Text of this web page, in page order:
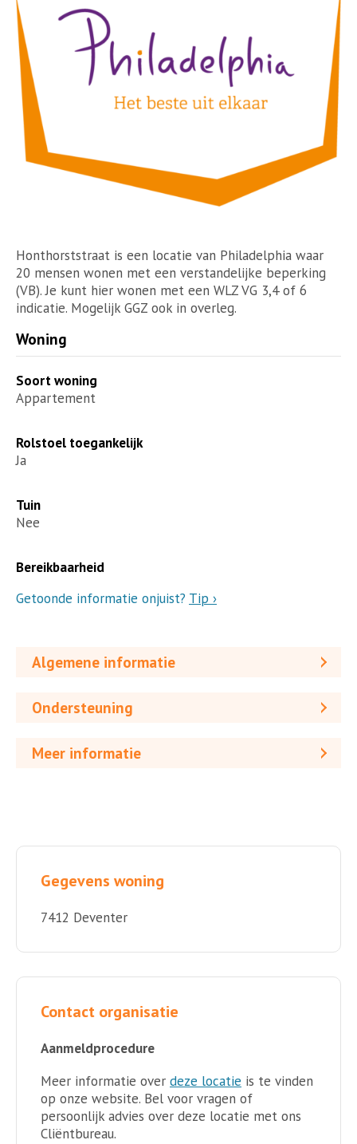
Honthorststraat is een locatie van Philadelphia waar
20 mensen wonen met een verstandelijke beperking
(VB). Je kunt hier wonen met een WLZ VG 3,4 of 6
indicatie. Mogelijk GGZ ook in overleg.
Woning
Soort woning
Appartement
Rolstoel toegankelijk
Ja
Tuin
Nee
Bereikbaarheid
Getoonde informatie onjuist? Tip ›
Algemene informatie
Ondersteuning
Meer informatie
Gegevens woning
7412 Deventer
Contact organisatie
Aanmeldprocedure
Meer informatie over deze locatie is te vinden
op onze website. Bel voor vragen of
persoonlijk advies over deze locatie met ons
Cliëntbureau.